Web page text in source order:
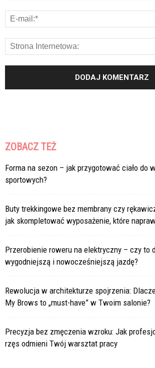
ZOBACZ TEŻ
Forma na sezon – jak przygotować ciało do
sportowych?
Buty trekkingowe bez membrany czy
jak skompletować wyposażenie, które
Przerobienie roweru na elektryczny – czy to
wygodniejszą i nowocześniejszą jazdę?
Rewolucja w architekturze spojrzenia:
My Brows to „must-have” w Twoim salonie?
Precyzja bez zmęczenia wzroku: Jak
rzęs odmieni Twój warsztat pracy